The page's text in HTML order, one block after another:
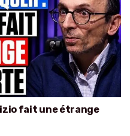
fait une étrange